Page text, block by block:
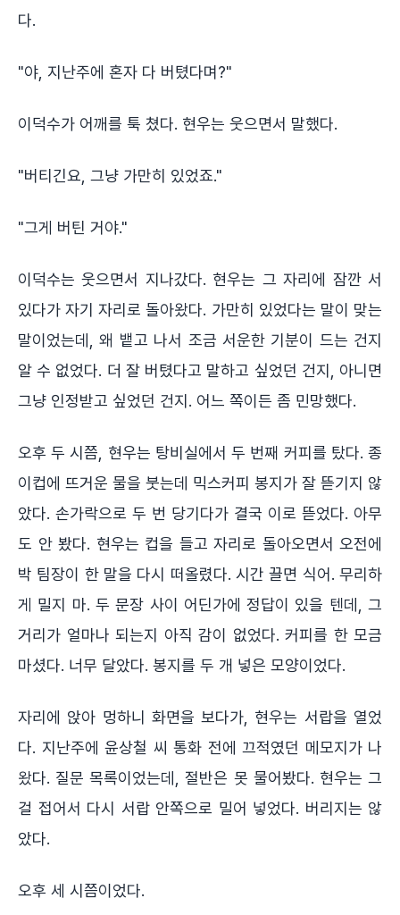
다.
"야, 지난주에 혼자 다 버텼다며?"
이덕수가 어깨를 툭 쳤다. 현우는 웃으면서 말했다.
"버티긴요, 그냥 가만히 있었죠."
"그게 버틴 거야."
이덕수는 웃으면서 지나갔다. 현우는 그 자리에 잠깐 서
있다가 자기 자리로 돌아왔다. 가만히 있었다는 말이 맞는
말이었는데, 왜 뱉고 나서 조금 서운한 기분이 드는 건지
알 수 없었다. 더 잘 버텼다고 말하고 싶었던 건지, 아니면
그냥 인정받고 싶었던 건지. 어느 쪽이든 좀 민망했다.
오후 두 시쯤, 현우는 탕비실에서 두 번째 커피를 탔다. 종
이컵에 뜨거운 물을 붓는데 믹스커피 봉지가 잘 뜯기지 않
았다. 손가락으로 두 번 당기다가 결국 이로 뜯었다. 아무
도 안 봤다. 현우는 컵을 들고 자리로 돌아오면서 오전에
박 팀장이 한 말을 다시 떠올렸다. 시간 끌면 식어. 무리하
게 밀지 마. 두 문장 사이 어딘가에 정답이 있을 텐데, 그
거리가 얼마나 되는지 아직 감이 없었다. 커피를 한 모금
마셨다. 너무 달았다. 봉지를 두 개 넣은 모양이었다.
자리에 앉아 멍하니 화면을 보다가, 현우는 서랍을 열었
다. 지난주에 윤상철 씨 통화 전에 끄적였던 메모지가 나
왔다. 질문 목록이었는데, 절반은 못 물어봤다. 현우는 그
걸 접어서 다시 서랍 안쪽으로 밀어 넣었다. 버리지는 않
았다.
오후 세 시쯤이었다.